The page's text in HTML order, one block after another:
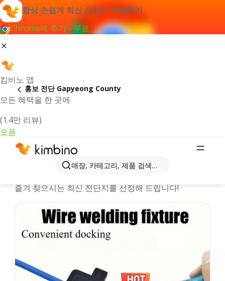
항상 손쉽게 최신 전단지 이용하기
Chrome에 추가 - 무료
킴비노 앱
모든 혜택을 한 곳에
(1.4만 리뷰)
오픈
매장, 카테고리, 제품 검색...
홍보 전단 Gapyeong County
Gapyeong County시 온라인 행사정보
즐겨 찾으시는 최신 전단지를 선정해 드립니다!